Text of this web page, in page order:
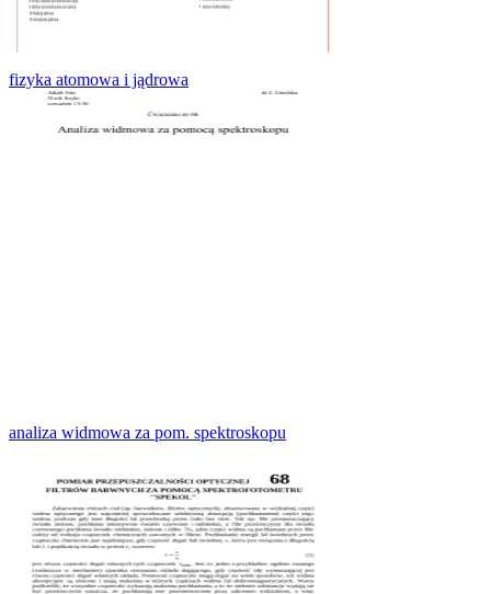
fizyka atomowa i jądrowa
analiza widmowa za pom. spektroskopu